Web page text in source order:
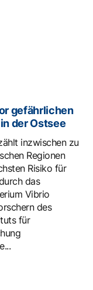
gefährlichen
der Ostsee
inzwischen zu
Regionen
Risiko für
das
Vibrio
des
für